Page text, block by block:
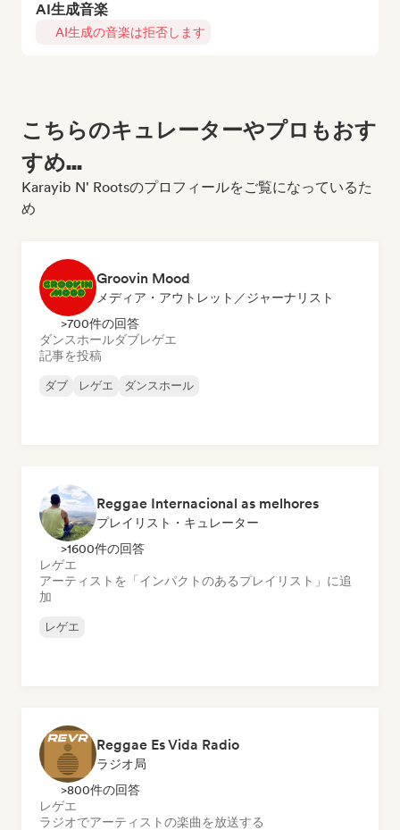
AI生成音楽
AI生成の音楽は拒否します
こちらのキュレーターやプロもおす
すめ...
Karayib N' Rootsのプロフィールをご覧になっているた
め
Groovin Mood
メディア・アウトレット／ジャーナリスト
>700件の回答
ダンスホールダブレゲエ
記事を投稿
ダブ レゲエ ダンスホール
Reggae Internacional as melhores
プレイリスト・キュレーター
>1600件の回答
レゲエ
アーティストを「インパクトのあるプレイリスト」に追
加
レゲエ
Reggae Es Vida Radio
ラジオ局
>800件の回答
レゲエ
ラジオでアーティストの楽曲を放送する